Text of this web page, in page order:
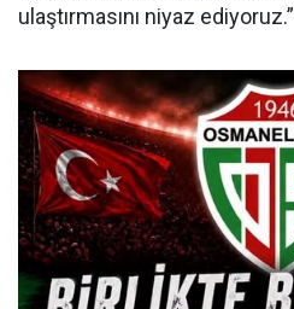
ulaştırmasını niyaz ediyoruz.”